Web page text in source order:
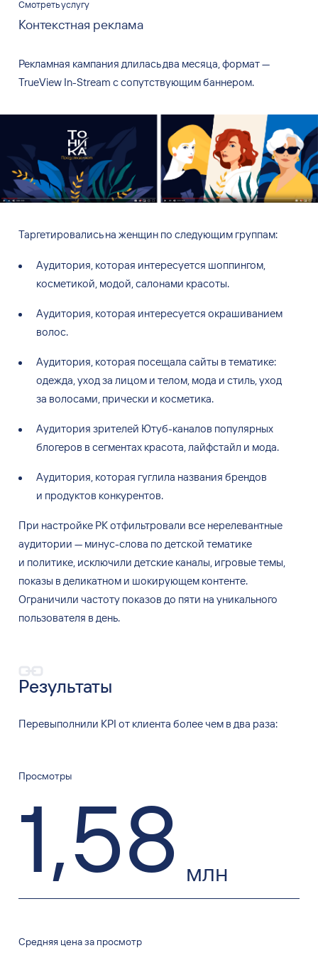
Смотреть услугу
Контекстная реклама
Рекламная кампания длилась два месяца, формат—
TrueView In-Stream ссопутствующим баннером.
Таргетировались на женщин по следующим группам:
Аудитория, которая интересуется шоппингом,
косметикой, модой, салонами красоты.
Аудитория, которая интересуется окрашиванием
волос.
Аудитория, которая посещала сайты в тематике:
одежда, уход за лицом и телом, мода и стиль, уход
за волосами, прически и косметика.
Аудитория зрителей Ютуб-каналов популярных
блогеров в сегментах красота, лайфстайл и мода.
Аудитория, которая гуглила названия брендов
и продуктов конкурентов.
При настройке РК отфильтровали все нерелевантные
аудитории —минус-слова по детской тематике
и политике, исключили детские каналы, игровые темы,
показы в деликатном и шокирующем контенте.
Ограничили частоту показов до пяти на уникального
пользователя в день.
Результаты
Перевыполнили KPI от клиента более чем в два раза:
Просмотры
1,58 млн
Средняя цена за просмотр